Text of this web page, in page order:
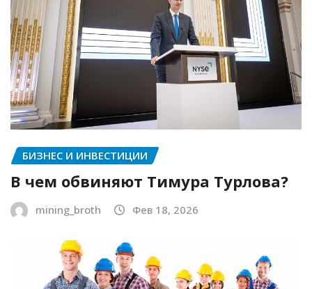
БИЗНЕС И ИНВЕСТИЦИИ
В чем обвиняют Тимура Турлова?
mining_broth Фев 18, 2026